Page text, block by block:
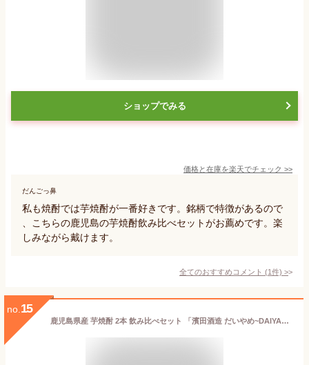
ショップでみる
価格と在庫を楽天でチェック >>
だんごっ鼻
私も焼酎では芋焼酎が一番好きです。銘柄で特徴があるので
、こちらの鹿児島の芋焼酎飲み比べセットがお薦めです。楽
しみながら戴けます。
全てのおすすめコメント (1件) >
no. 15
鹿児島県産 芋焼酎 2本 飲み比べセット 「濱田酒造 だいやめ~DAIYAME~芋 25度 900ml」 「大海酒造 一番雫 芋 25度 900ml」